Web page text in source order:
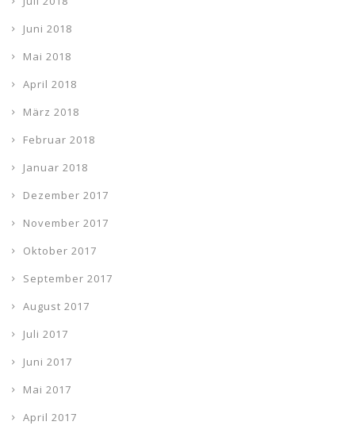
Juni 2018
Mai 2018
April 2018
März 2018
Februar 2018
Januar 2018
Dezember 2017
November 2017
Oktober 2017
September 2017
August 2017
Juli 2017
Juni 2017
Mai 2017
April 2017